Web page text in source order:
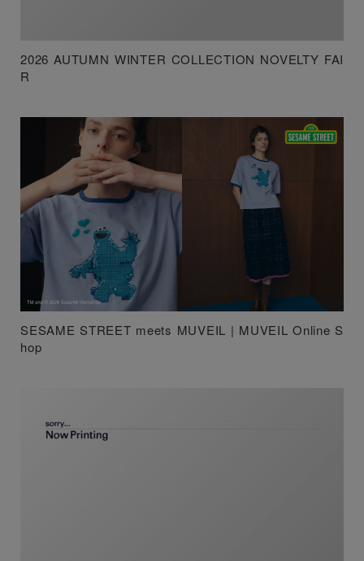
2026 AUTUMN WINTER COLLECTION NOVELTY FAI
R
SESAME STREET meets MUVEIL | MUVEIL Online S
hop